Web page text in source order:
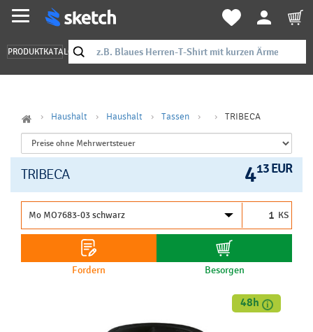
PRODUKTKATALOG
Haushalt Haushalt Tassen TRIBECA
TRIBECA 413 EUR
KS
Fordern Besorgen
48h